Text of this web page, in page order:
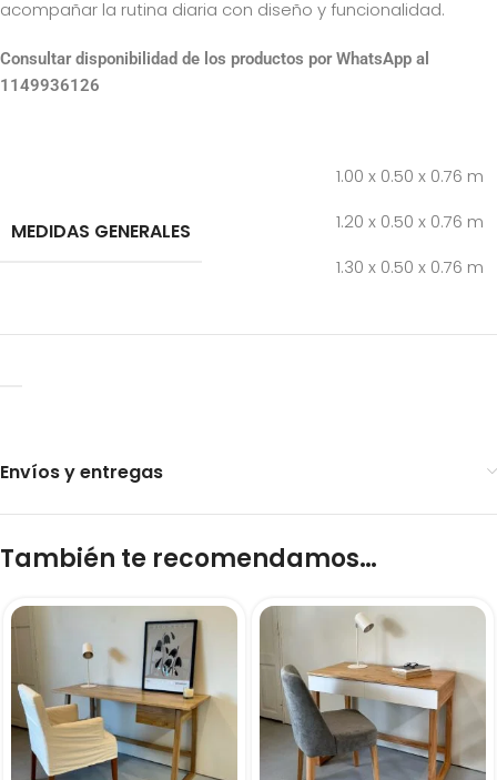
acompañar la rutina diaria con diseño y funcionalidad.
Consultar disponibilidad de los productos por WhatsApp al
1149936126
MEDIDAS GENERALES
1.00 x 0.50 x 0.76 m
1.20 x 0.50 x 0.76 m
1.30 x 0.50 x 0.76 m
Envíos y entregas
También te recomendamos…